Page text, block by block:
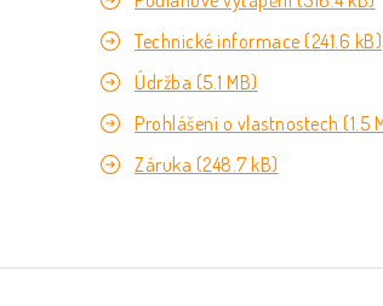
Technické informace (241.6 kB)
Údržba (5.1 MB)
Prohlášení o vlastnostech (1.5
Záruka (248.7 kB)